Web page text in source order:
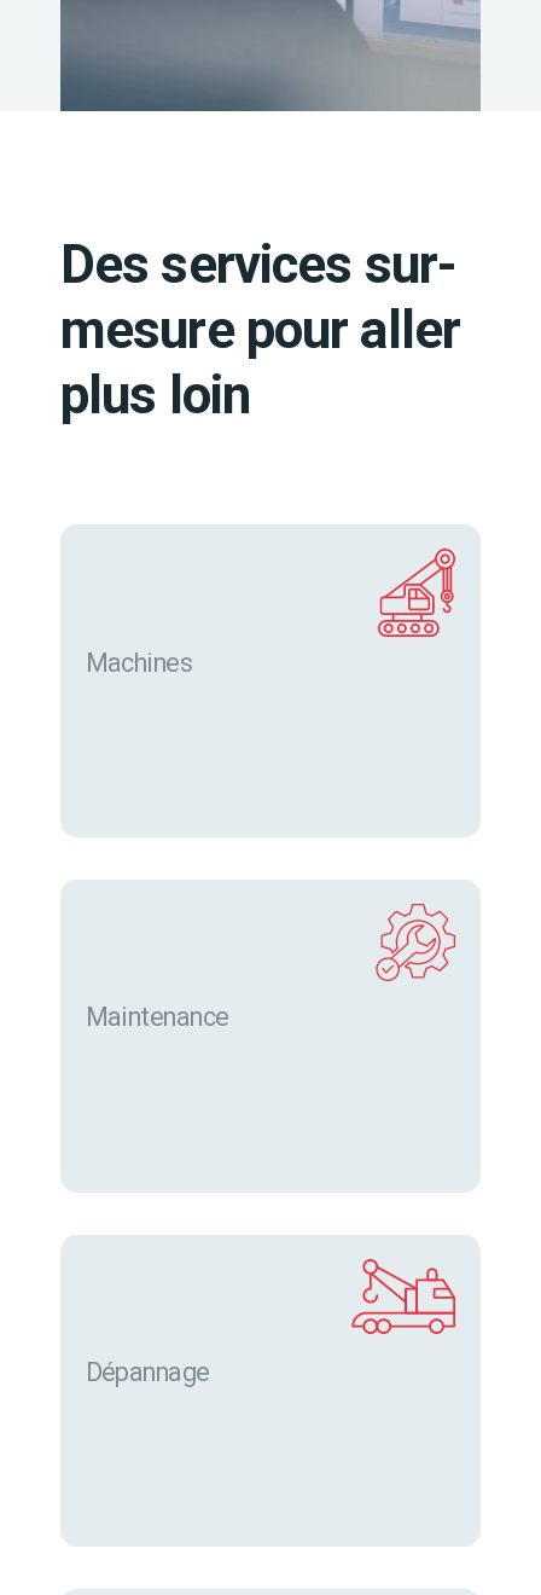
Des services sur-
mesure pour aller
plus loin
Machines
Maintenance
Dépannage